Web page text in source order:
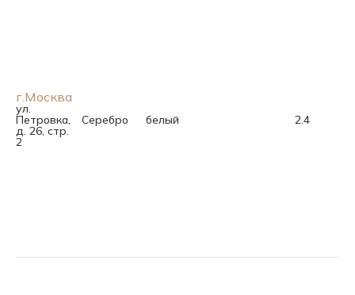
г.Москва
ул.
Петровка,
д. 26, стр.
2
Серебро белый 2.4